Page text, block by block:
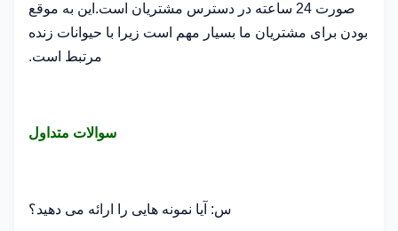
صورت 24 ساعته در دسترس مشتریان است.این به موقع
بودن برای مشتریان ما بسیار مهم است زیرا با حیوانات زنده
مرتبط است.
سوالات متداول
س: آیا نمونه هایی را ارائه می دهید؟